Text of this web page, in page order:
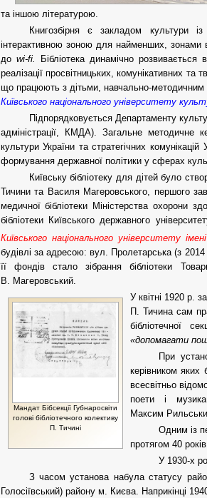
та іншою літературою.
Книгозбірня є закладом культури
інтерактивною зоною для найменших, зонами
до wi-fi.
Бібліотека динамічно
реалізації просвітницьких, комунікативних та
що працюють з дітьми, навчально-методичним
Київського національного університету
Підпорядковується Департаменту
адміністрації, КМДА). Загальне методичне
культури України та стратегічних
формування державної політики у сферах
Київську бібліотеку для дітей було
Тичини та Василя Магеровського, першого
медичної бібліотеки Міністерства охорони
бібліотеки Київського державного
Київського національного університету
будівлі за адресою: вул. Пролетарська (з
її фондів стало зібрання бібліотеки
В. Магеровський.
Мандат Бібсекції Губнаросвіти
голові бібліотечного колективу
П. Тичині
У квітні 1920 р.
П. Тичина сам
бібліотечної
«допомагати
При
керівником яких
всесвітньо
поети і
Максим
Одним із
протягом 40
У 1930-х
З часом установа набула статусу
Голосіївський) району м. Києва. Наприкінці